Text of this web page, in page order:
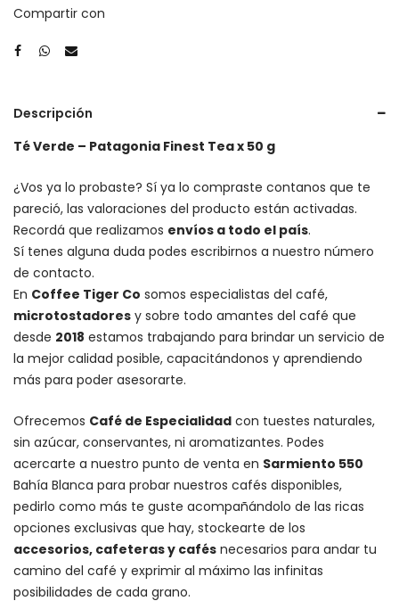
Compartir con
Descripción
Té Verde – Patagonia Finest Tea x 50 g
¿Vos ya lo probaste? Sí ya lo compraste contanos que te
pareció, las valoraciones del producto están activadas.
Recordá que realizamos envíos a todo el país.
Sí tenes alguna duda podes escribirnos a nuestro número
de contacto.
En Coffee Tiger Co somos especialistas del café,
microtostadores y sobre todo amantes del café que
desde 2018 estamos trabajando para brindar un servicio de
la mejor calidad posible, capacitándonos y aprendiendo
más para poder asesorarte.
Ofrecemos Café de Especialidad con tuestes naturales,
sin azúcar, conservantes, ni aromatizantes. Podes
acercarte a nuestro punto de venta en Sarmiento 550
Bahía Blanca para probar nuestros cafés disponibles,
pedirlo como más te guste acompañándolo de las ricas
opciones exclusivas que hay, stockearte de los
accesorios, cafeteras y cafés necesarios para andar tu
camino del café y exprimir al máximo las infinitas
posibilidades de cada grano.